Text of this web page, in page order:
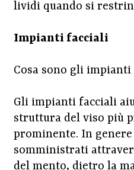
lividi quando si
Impianti facciali
Cosa sono gli impianti
Gli impianti facciali
struttura del viso più
prominente. In
somministrati
del mento, dietro la